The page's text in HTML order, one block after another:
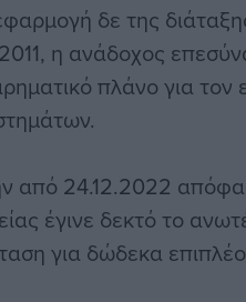
δε της
η ανάδοχος
πλάνο για
από 24.12.2022
έγινε δεκτό το
για δώδεκα